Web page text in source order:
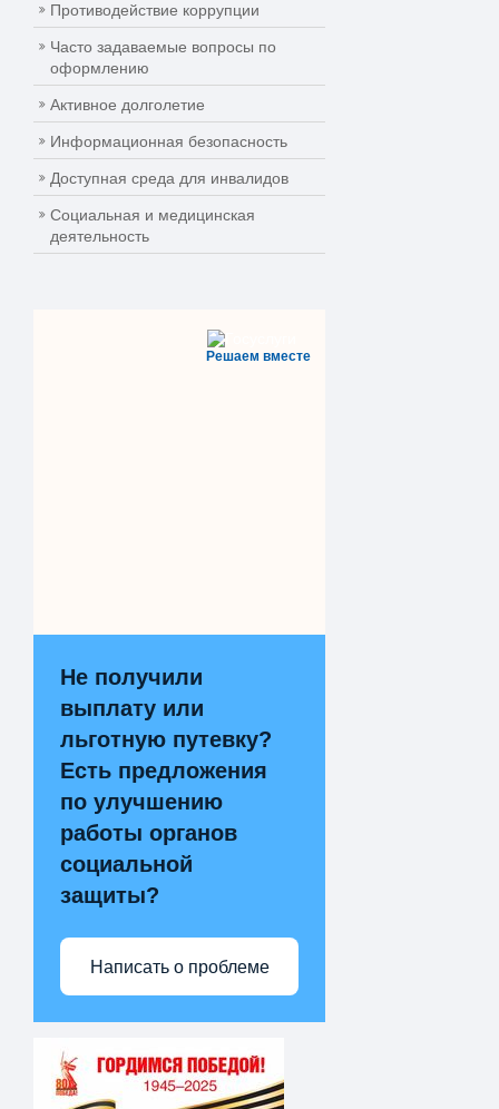
Противодействие коррупции
Часто задаваемые вопросы по
оформлению
Активное долголетие
Информационная безопасность
Доступная среда для инвалидов
Социальная и медицинская
деятельность
Решаем вместе
Не получили
выплату или
льготную путевку?
Есть предложения
по улучшению
работы органов
социальной
защиты?
Написать о проблеме